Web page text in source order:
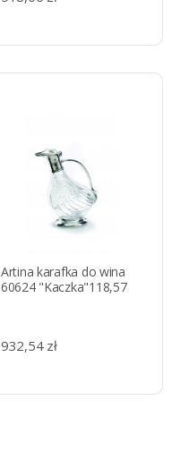
Artina karafka do wina
60624 "Kaczka"118,57
932,54 zł